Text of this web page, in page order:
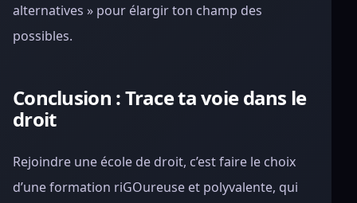
alternatives » pour élargir ton champ des
possibles.
Conclusion : Trace ta voie dans le
droit
Rejoindre une école de droit, c’est faire le choix
d’une formation riGOureuse et polyvalente, qui